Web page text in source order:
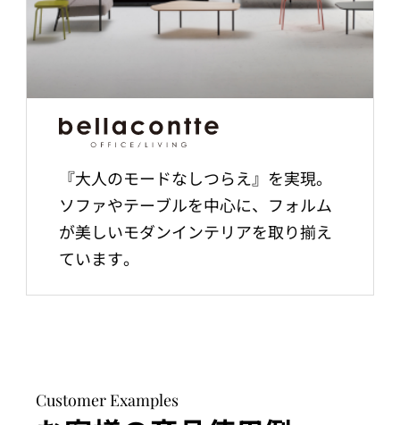
『大人のモードなしつらえ』を実現。
ソファやテーブルを中心に、フォルム
が美しいモダンインテリアを取り揃え
ています。
Customer Examples